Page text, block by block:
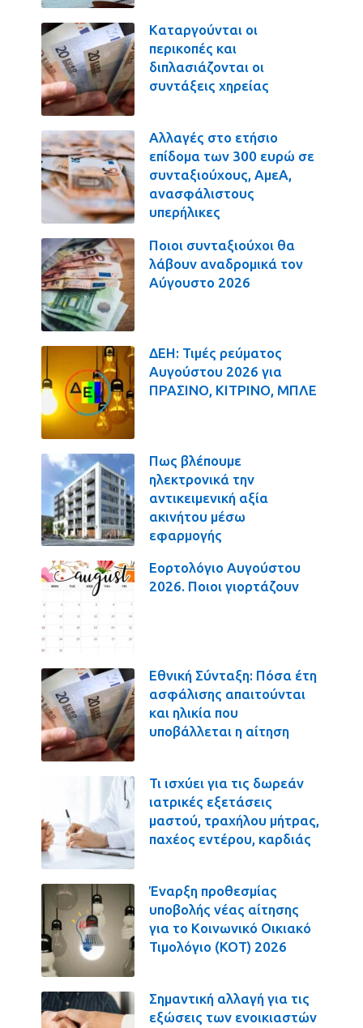
Καταργούνται οι
περικοπές και
διπλασιάζονται οι
συντάξεις χηρείας
Αλλαγές στο ετήσιο
επίδομα των 300 ευρώ σε
συνταξιούχους, ΑμεΑ,
ανασφάλιστους
υπερήλικες
Ποιοι συνταξιούχοι θα
λάβουν αναδρομικά τον
Αύγουστο 2026
ΔΕΗ: Τιμές ρεύματος
Αυγούστου 2026 για
ΠΡΑΣΙΝΟ, ΚΙΤΡΙΝΟ, ΜΠΛΕ
Πως βλέπουμε
ηλεκτρονικά την
αντικειμενική αξία
ακινήτου μέσω
εφαρμογής
Εορτολόγιο Αυγούστου
2026. Ποιοι γιορτάζουν
Εθνική Σύνταξη: Πόσα έτη
ασφάλισης απαιτούνται
και ηλικία που
υποβάλλεται η αίτηση
Τι ισχύει για τις δωρεάν
ιατρικές εξετάσεις
μαστού, τραχήλου μήτρας,
παχέος εντέρου, καρδιάς
Έναρξη προθεσμίας
υποβολής νέας αίτησης
για το Κοινωνικό Οικιακό
Τιμολόγιο (ΚΟΤ) 2026
Σημαντική αλλαγή για τις
εξώσεις των ενοικιαστών